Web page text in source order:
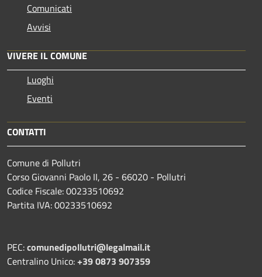
Comunicati
Avvisi
VIVERE IL COMUNE
Luoghi
Eventi
CONTATTI
Comune di Pollutri
Corso Giovanni Paolo II, 26 - 66020 - Pollutri
Codice Fiscale: 00233510692
Partita IVA: 00233510692
PEC:comunedipollutri@legalmail.it
Centralino Unico:+39 0873 907359